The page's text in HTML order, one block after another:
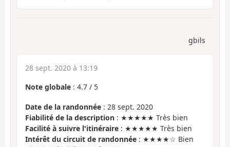
gbils
28 sept. 2020 à 13:19
Note globale : 4.7 / 5
Date de la randonnée : 28 sept. 2020
Fiabilité de la description : ★★★★★ Très bien
Facilité à suivre l'itinéraire : ★★★★★ Très bien
Intérêt du circuit de randonnée : ★★★★☆ Bien